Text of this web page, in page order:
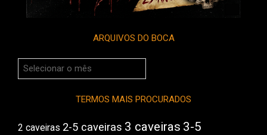
ARQUIVOS DO BOCA
Arquivos
do
TERMOS MAIS PROCURADOS
2 caveiras 2-5 caveiras 3 caveiras 3-5